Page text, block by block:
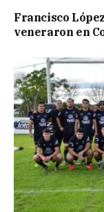
Francisco
veneraron en